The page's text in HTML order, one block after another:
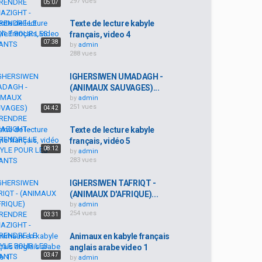
05:07
07:38
Texte de lecture kabyle
français, video 4
by admin
288 vues
04:42
IGHERSIWEN UMADAGH -
(ANIMAUX SAUVAGES)...
by admin
251 vues
08:12
Texte de lecture kabyle
français, vidéo 5
by admin
283 vues
03:31
IGHERSIWEN TAFRIQT -
(ANIMAUX D'AFRIQUE)...
by admin
254 vues
03:47
Animaux en kabyle français
anglais arabe video 1
by admin